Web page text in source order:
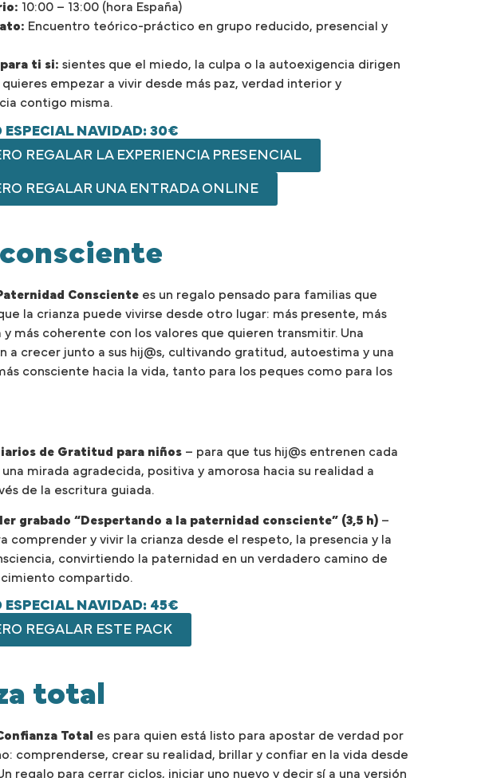
10:00 – 13:00 (hora España)
Encuentro teórico-práctico en grupo reducido, presencial y
para ti si: sientes que el miedo, la culpa o la autoexigencia dirigen
quieres empezar a vivir desde más paz, verdad interior y
contigo misma.
ESPECIAL NAVIDAD: 30€
REGALAR LA EXPERIENCIA PRESENCIAL
REGALAR UNA ENTRADA ONLINE
Consciente es un regalo pensado para familias que
la crianza puede vivirse desde otro lugar: más presente, más
y más coherente con los valores que quieren transmitir. Una
a crecer junto a sus hij@s, cultivando gratitud, autoestima y una
consciente hacia la vida, tanto para los peques como para los
de Gratitud para niños – para que tus hij@s entrenen cada
una mirada agradecida, positiva y amorosa hacia su realidad a
de la escritura guiada.
grabado “Despertando a la paternidad consciente” (3,5 h) –
comprender y vivir la crianza desde el respeto, la presencia y la
convirtiendo la paternidad en un verdadero camino de
compartido.
ESPECIAL NAVIDAD: 45€
REGALAR ESTE PACK
total
Total
es para quien está listo para apostar de verdad por
comprenderse, crear su realidad, brillar y confiar en la vida desde
regalo para cerrar ciclos, iniciar uno nuevo y decir sí a una versión